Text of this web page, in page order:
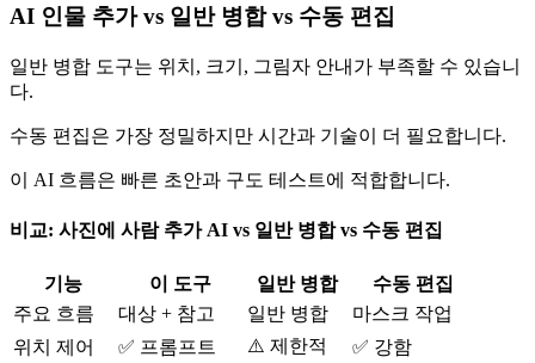
AI 인물 추가 vs 일반 병합 vs 수동 편집
일반 병합 도구는 위치, 크기, 그림자 안내가 부족할 수 있습니
다.
수동 편집은 가장 정밀하지만 시간과 기술이 더 필요합니다.
이 AI 흐름은 빠른 초안과 구도 테스트에 적합합니다.
비교: 사진에 사람 추가 AI vs 일반 병합 vs 수동 편집
기능 이 도구 일반 병합
수동 편집
주요 흐름
대상 + 참고 일반 병합
마스크 작업
위치 제어
✅ 프롬프트 ⚠️ 제한적
✅ 강함